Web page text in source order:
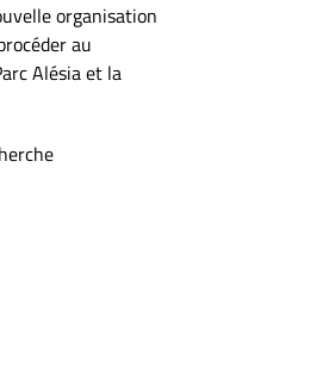
organisation
au
Alésia et la